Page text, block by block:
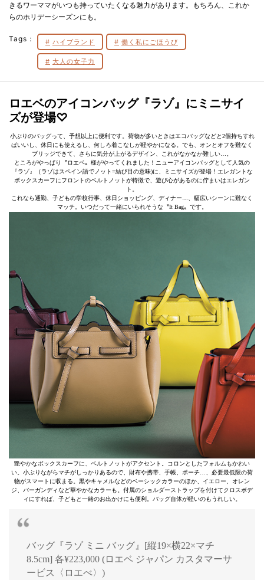
きるワーママがいつも持っていたくなる魅力があります。もちろん、これか
らのホリデーシーズンにも。
Tags： ハイブランド 働く私にごほうび
大人の女子力
ロエベのアイコンバッグ『ラゾ』にミニサイ
ズが登場♡
小ぶりのバッグって、予想以上に便利です。荷物が多いときはエコバッグなどと2個持ちすれ
ばいいし、休日にも使えるし、何しろ着こなしが軽やかになる。でも、オンとオフを難なく
ブリッジできて、さらに気分が上がるデザイン、これがなかなか難しい…。
ところがやっぱり〝ロエベ〟様がやってくれました！ニューアイコンバッグとして人気の
『ラゾ』（ラゾはスペイン語でノット=結び目の意味)に、ミニサイズが登場！エレガントな
ボックスカーフにフロントのベルトノットが特徴で、遊び心があるのに佇まいはエレガン
ト。
これなら通勤、子どもの学校行事、休日ショッピング、ディナー…、幅広いシーンに難なく
マッチ。いつだって一緒にいられそうな〝It Bag〟です。
艶やかなボックスカーフに、ベルトノットがアクセント。コロンとしたフォルムもかわい
い。小ぶりながらマチがしっかりあるので、財布や携帯、手帳、ポーチ…、必要最低限の荷
物がスマートに収まる。黒やキャメルなどのベーシックカラーのほか、イエロー、オレン
ジ、バーガンディなど華やかなカラーも。付属のショルダーストラップを付けてクロスボデ
ィにすれば、子どもと一緒のお出かけにも便利。バッグ自体が軽いのもうれしい。
バッグ『ラゾ ミニ バッグ』[縦19×横22×マチ
8.5cm] 各¥223,000 (ロエベ ジャパン カスタマーサ
ービス〈ロエべ〉)